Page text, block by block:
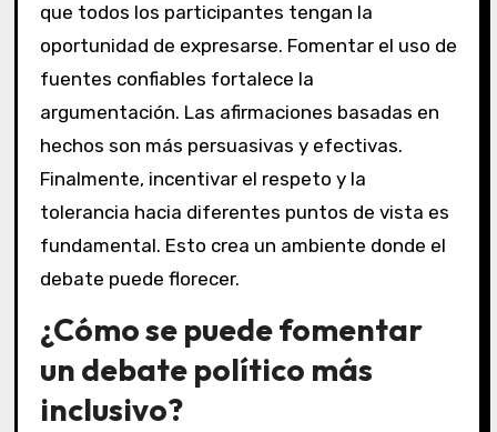
que todos los participantes tengan la
oportunidad de expresarse. Fomentar el uso de
fuentes confiables fortalece la
argumentación. Las afirmaciones basadas en
hechos son más persuasivas y efectivas.
Finalmente, incentivar el respeto y la
tolerancia hacia diferentes puntos de vista es
fundamental. Esto crea un ambiente donde el
debate puede florecer.
¿Cómo se puede fomentar
un debate político más
inclusivo?